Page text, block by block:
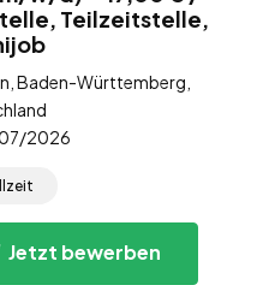
Teilzeitstelle,
Baden-Württemberg,
2026
Jetzt bewerben